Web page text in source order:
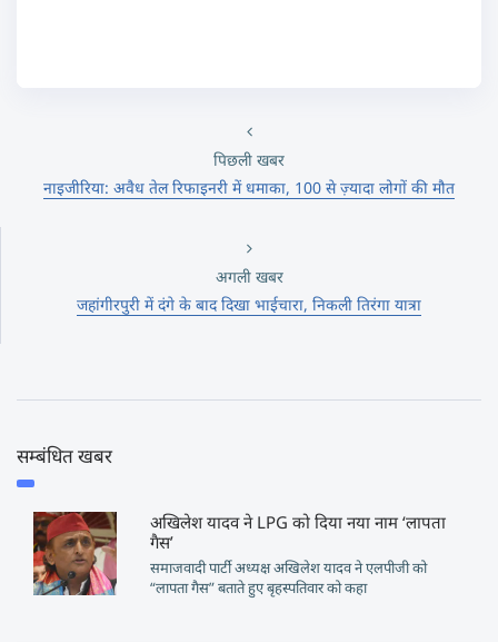
पिछली खबर
नाइजीरिया: अवैध तेल रिफाइनरी में धमाका, 100 से ज़्यादा लोगों की मौत
अगली खबर
जहांगीरपुरी में दंगे के बाद दिखा भाईचारा, निकली तिरंगा यात्रा
सम्बंधित खबर
अखिलेश यादव ने LPG को दिया नया नाम ‘लापता
गैस’
समाजवादी पार्टी अध्यक्ष अखिलेश यादव ने एलपीजी को
“लापता गैस” बताते हुए बृहस्पतिवार को कहा